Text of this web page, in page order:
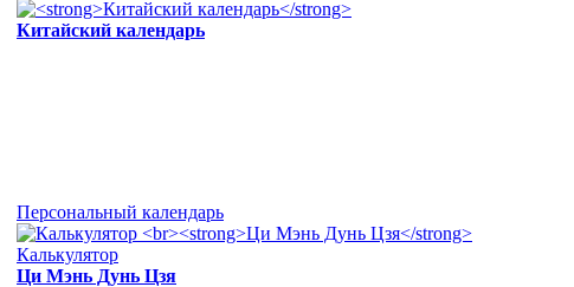
Китайский календарь
Персональный календарь
Калькулятор
Ци Мэнь Дунь Цзя